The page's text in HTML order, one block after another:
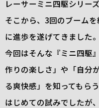
レーサーミニ四駆シリー
そこから、3回のブーム
に進歩を遂げてきました。
今回はそんな『ミニ四駆
作りの楽しさ」や「自分
る爽快感」を知ってもら
はじめての試みでしたが